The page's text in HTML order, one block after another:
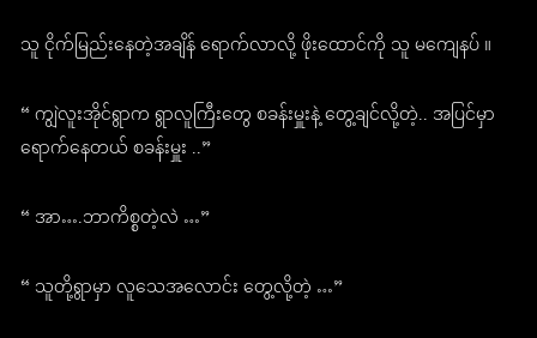
သူ ငိုက်မြည်းနေတဲ့အချိန် ရောက်လာလို့ ဖိုးထောင်ကို သူ မကျေနပ် ။
“ ကျွဲလူးအိုင်ရွာက ရွာလူကြီးတွေ စခန်းမှူးနဲ့ တွေ့ချင်လို့တဲ့.. အပြင်မှာ
ရောက်နေတယ် စခန်းမှူး ..”
“ အာ….ဘာကိစ္စတဲ့လဲ …”
“ သူတို့ရွာမှာ လူသေအလောင်း တွေ့လို့တဲ့ …”